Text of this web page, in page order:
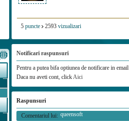
5 puncte 2593 vizualizari
Notificari raspunsuri
Pentru a putea bifa optiunea de notificare in
Daca nu aveti cont, clickAici
Raspunsuri
Comentariul lui: queensoft